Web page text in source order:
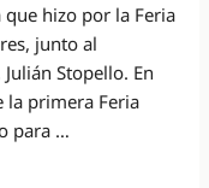
hizo por la Feria
junto al
Stopello. En
la primera Feria
para …